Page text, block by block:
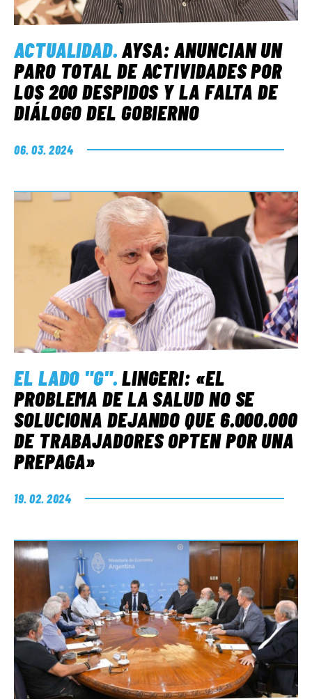
ACTUALIDAD.AYSA: ANUNCIAN UN
PARO TOTAL DE ACTIVIDADES POR
LOS 200 DESPIDOS Y LA FALTA DE
DIÁLOGO DEL GOBIERNO
06. 03. 2024
EL LADO "G".LINGERI: «EL
PROBLEMA DE LA SALUD NO SE
SOLUCIONA DEJANDO QUE 6.000.000
DE TRABAJADORES OPTEN POR UNA
PREPAGA»
19. 02. 2024